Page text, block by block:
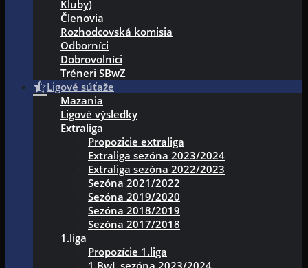
Kluby)
Členovia
Rozhodcovská komisia
Odborníci
Dobrovolníci
Tréneri SBwZ
Ligové súťaže
Mazania
Ligové výsledky
Extraliga
Propozicie extraliga
Extraliga sezóna 2023/2024
Extraliga sezóna 2022/2023
Sezóna 2021/2022
Sezóna 2019/2020
Sezóna 2018/2019
Sezóna 2017/2018
1.liga
Propozície 1.liga
1.BwL sezóna 2023/2024